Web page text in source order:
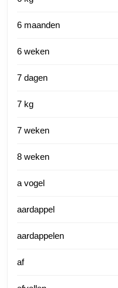
6 maanden
6 weken
7 dagen
7 kg
7 weken
8 weken
a vogel
aardappel
aardappelen
af